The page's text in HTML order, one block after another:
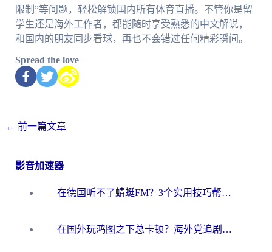
限制”等问题，轻松解锁国内所有体育直播。不管你是留
学生还是海外工作者，都能随时享受熟悉的中文解说，
和国内的朋友同步看球，再也不会错过任何精彩瞬间。
Spread the love
← 前一篇文章
影音加速器
在德国听不了蜻蜓FM？3个实用技巧帮你解锁国内影音自由
在国外玩鸿图之下总卡顿？海外党追剧听歌的3个实用解决方案